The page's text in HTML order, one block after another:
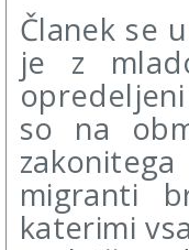
Članek se
je z
so na
migranti
katerimi